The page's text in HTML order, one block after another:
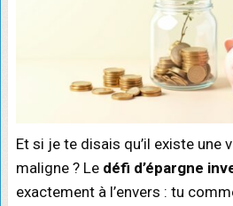
Et si je te disais qu’il existe une
maligne ? Le défi d’épargne
exactement à l’envers : tu